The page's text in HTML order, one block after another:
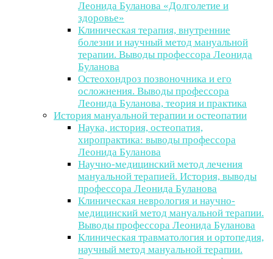
Леонида Буланова «Долголетие и
здоровье»
Клиническая терапия, внутренние
болезни и научный метод мануальной
терапии. Выводы профессора Леонида
Буланова
Остеохондроз позвоночника и его
осложнения. Выводы профессора
Леонида Буланова, теория и практика
История мануальной терапии и остеопатии
Наука, история, остеопатия,
хиропрактика: выводы профессора
Леонида Буланова
Научно-медицинский метод лечения
мануальной терапией. История, выводы
профессора Леонида Буланова
Клиническая неврология и научно-
медицинский метод мануальной терапии.
Выводы профессора Леонида Буланова
Клиническая травматология и ортопедия,
научный метод мануальной терапии.